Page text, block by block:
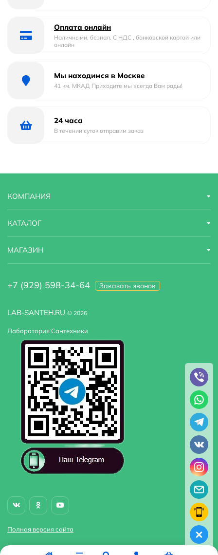
Оплата онлайн
Наличными, безнал. С НДС , банковской картой или
онлайн
Мы находимся в Москве
41 км. МКАД Приходите мы всегда Вам рады!
24 часа
В течении суток отправим заказ
LAB-SANTEH.RU © 2026
Лаборатория Сантехники
Полная версия сайта
КОМПАНИЯ
КАТАЛОГ
МАГАЗИН
+7 (929) 598-34-64 Заказать звонок